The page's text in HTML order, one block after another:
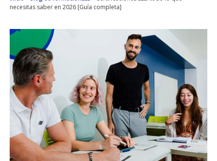
necesitas saber en 2026 [Guía completa]